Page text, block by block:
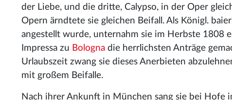
der Liebe, und die dritte, Calypso, in der Oper
Opern ärndtete sie gleichen Beifall. Als Königl.
angestellt wurde, unternahm sie im Herbste 1808
Impressa zu Bologna die herrlichsten Anträge
Urlaubszeit zwang sie dieses Anerbieten
mit großem Beifalle.
Nach ihrer Ankunft in München sang sie bei Hofe